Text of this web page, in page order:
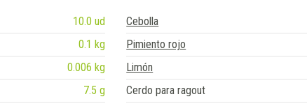
10.0 ud Cebolla
0.1 kg Pimiento rojo
0.006 kg Limón
7.5 g Cerdo para ragout